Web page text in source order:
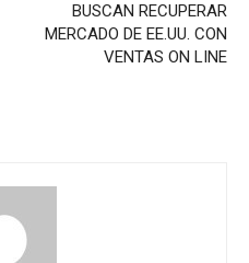
BUSCAN RECUPERAR
MERCADO DE EE.UU. CON
VENTAS ON LINE